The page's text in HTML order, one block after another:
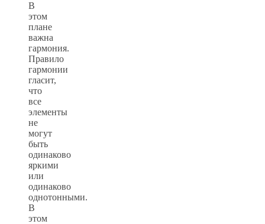
В
этом
плане
важна
гармония.
Правило
гармонии
гласит,
что
все
элементы
не
могут
быть
одинаково
яркими
или
одинаково
однотонными.
В
этом